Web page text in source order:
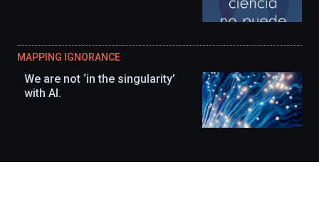
MAPPING IGNORANCE
We are not ‘in the singularity’
with AI.